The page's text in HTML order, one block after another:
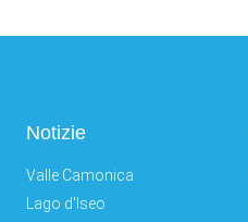
Notizie
Valle Camonica
Lago d'Iseo